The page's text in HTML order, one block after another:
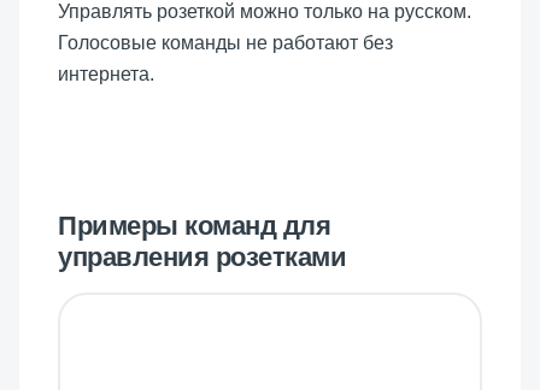
Управлять розеткой можно только на русском.
Голосовые команды не работают без
интернета.
Примеры команд для
управления розетками